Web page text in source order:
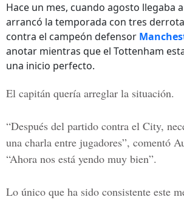
Hace un mes, cuando agosto llegaba
arrancó la temporada con tres
contra el campeón defensor
anotar mientras que el Tottenham
una inicio perfecto.
El capitán quería arreglar la situación.
“Después del partido contra el City,
una charla entre jugadores”, comentó
“Ahora nos está yendo muy bien”.
Lo único que ha sido consistente este